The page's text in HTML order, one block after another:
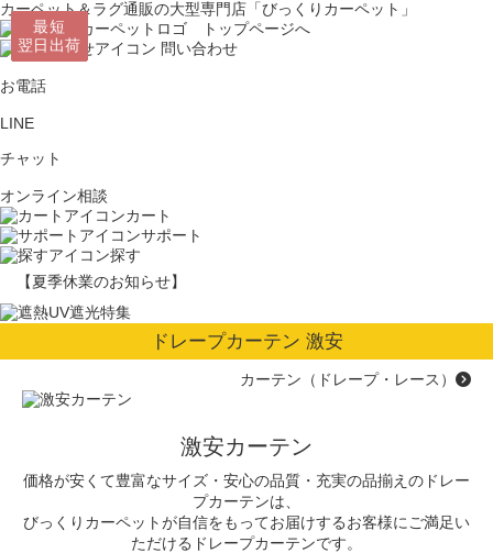
カーペット＆ラグ通販の大型専門店「びっくりカーペット」
問い合わせ
お電話
LINE
チャット
オンライン相談
カート
サポート
探す
【夏季休業のお知らせ】
ドレープカーテン 激安
カーテン（ドレープ・レース）
激安カーテン
価格が安くて豊富なサイズ・安心の品質・充実の品揃えのドレー
プカーテンは、
びっくりカーペットが自信をもってお届けするお客様にご満足い
ただけるドレープカーテンです。
最短
翌日出荷
最短
翌日出荷
最短
翌日出荷
最短
翌日出荷
最短
翌日出荷
最短
翌日出荷
最短
翌日出荷
最短
翌日出荷